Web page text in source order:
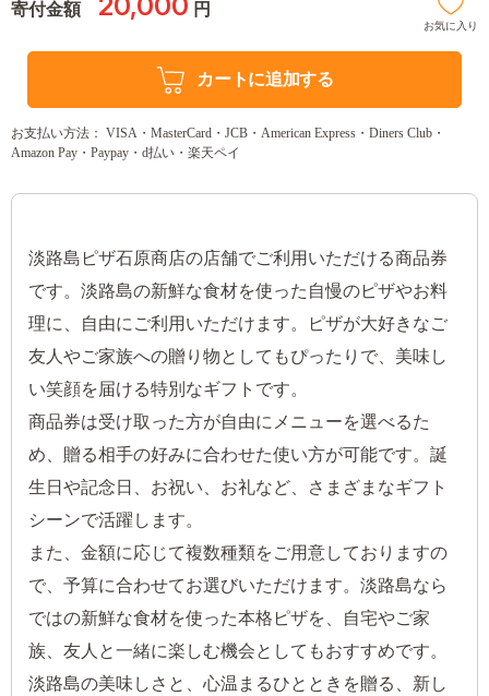
寄付金額 円
お気に入り
カートに追加する
お支払い方法： VISA・MasterCard・JCB・American Express・Diners Club・
Amazon Pay・Paypay・d払い・楽天ペイ
淡路島ピザ石原商店の店舗でご利用いただける商品券
です。淡路島の新鮮な食材を使った自慢のピザやお料
理に、自由にご利用いただけます。ピザが大好きなご
友人やご家族への贈り物としてもぴったりで、美味し
い笑顔を届ける特別なギフトです。
商品券は受け取った方が自由にメニューを選べるた
め、贈る相手の好みに合わせた使い方が可能です。誕
生日や記念日、お祝い、お礼など、さまざまなギフト
シーンで活躍します。
また、金額に応じて複数種類をご用意しておりますの
で、予算に合わせてお選びいただけます。淡路島なら
ではの新鮮な食材を使った本格ピザを、自宅やご家
族、友人と一緒に楽しむ機会としてもおすすめです。
淡路島の美味しさと、心温まるひとときを贈る、新し